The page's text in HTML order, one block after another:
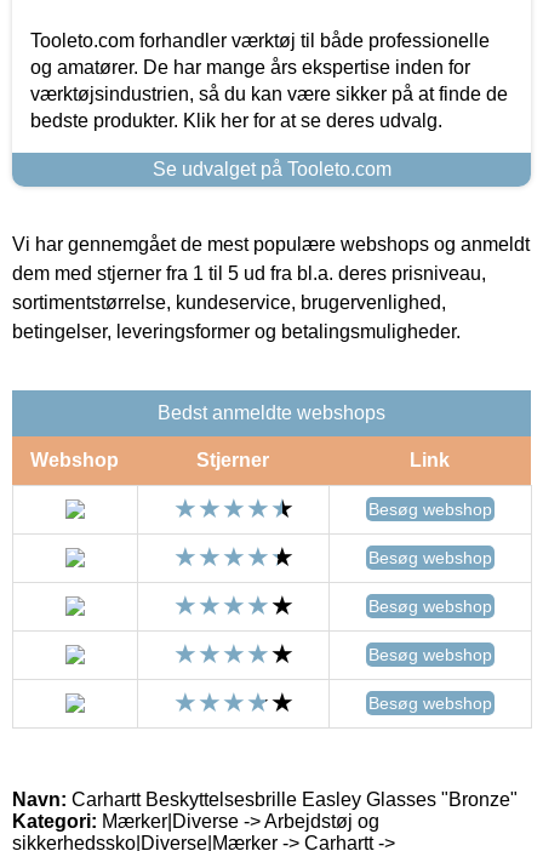
Tooleto.com forhandler værktøj til både professionelle
og amatører. De har mange års ekspertise inden for
værktøjsindustrien, så du kan være sikker på at finde de
bedste produkter. Klik her for at se deres udvalg.
Se udvalget på Tooleto.com
Vi har gennemgået de mest populære webshops og anmeldt
dem med stjerner fra 1 til 5 ud fra bl.a. deres prisniveau,
sortimentstørrelse, kundeservice, brugervenlighed,
betingelser, leveringsformer og betalingsmuligheder.
Bedst anmeldte webshops
Webshop Stjerner Link
Besøg webshop
Besøg webshop
Besøg webshop
Besøg webshop
Besøg webshop
Navn: Carhartt Beskyttelsesbrille Easley Glasses "Bronze"
Kategori: Mærker|Diverse -> Arbejdstøj og
sikkerhedssko|Diverse|Mærker -> Carhartt ->